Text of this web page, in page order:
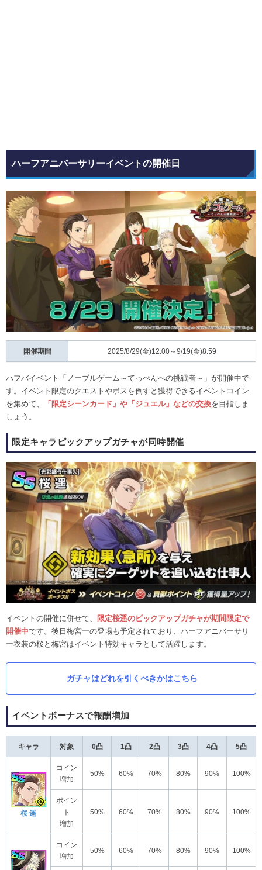
ハーフアニバーサリーイベントの開催日
開催期間 2025/8/29(金)12:00～9/19(金)8:59
ハフバイベント「ノーブルゲーム～てっぺんへの挑戦者～」が開催中で
す。イベント限定のクエストやボスを倒すと獲得できるイベントコイン
を集めて、
「限定シーンカード」や「ジュエル」などの交換を目指しま
しょう。
限定キャラピックアップガチャが同時開催
イベントの開催に併せて、
限定桜遥のピックアップガチャが期間限定で
開催中です。後日梅宮一の登場も予定されており、ハーフアニバーサリ
ー衣装の桜と梅宮はイベント特効キャラとして活躍します。
ガチャはどれを引くべきかはこちら
イベントボーナスで報酬増加
キャラ 対象 0凸 1凸 2凸 3凸 4凸 5凸
桜 遥
コイン
増加
50% 60% 70% 80% 90% 100%
ポイン
ト
増加
50% 60% 70% 80% 90% 100%
コイン
増加
50% 60% 70% 80% 90% 100%